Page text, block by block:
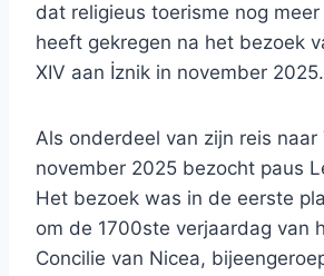
dat religieus toerisme nog
heeft gekregen na het bezoek
XIV aan İznik in november 2025.
Als onderdeel van zijn reis naar
november 2025 bezocht paus
Het bezoek was in de eerste
om de 1700ste verjaardag van
Concilie van Nicea,